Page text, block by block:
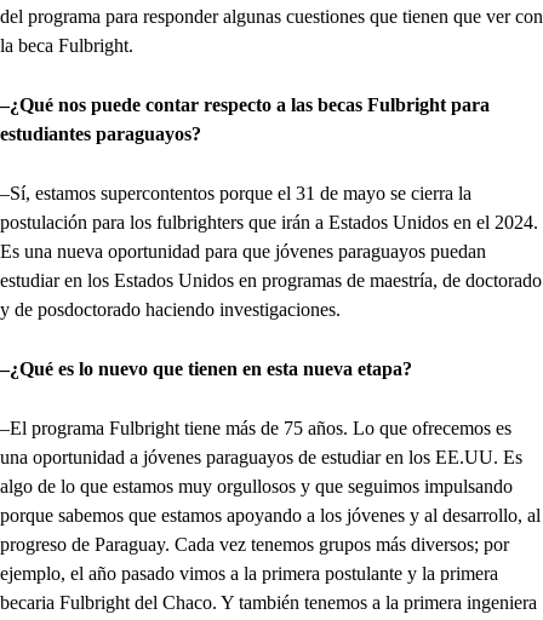
del programa para responder algunas cuestiones que tienen que ver con
la beca Fulbright.
–¿Qué nos puede contar respecto a las becas Fulbright para
estudiantes paraguayos?
–Sí, estamos supercontentos porque el 31 de mayo se cierra la
postulación para los fulbrighters que irán a Estados Unidos en el 2024.
Es una nueva oportunidad para que jóvenes paraguayos puedan
estudiar en los Estados Unidos en programas de maestría, de doctorado
y de posdoctorado haciendo investigaciones.
–¿Qué es lo nuevo que tienen en esta nueva etapa?
–El programa Fulbright tiene más de 75 años. Lo que ofrecemos es
una oportunidad a jóvenes paraguayos de estudiar en los EE.UU. Es
algo de lo que estamos muy orgullosos y que seguimos impulsando
porque sabemos que estamos apoyando a los jóvenes y al desarrollo, al
progreso de Paraguay. Cada vez tenemos grupos más diversos; por
ejemplo, el año pasado vimos a la primera postulante y la primera
becaria Fulbright del Chaco. Y también tenemos a la primera ingeniera